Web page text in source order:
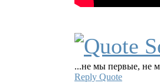
...не мы первые, не
Reply Quote